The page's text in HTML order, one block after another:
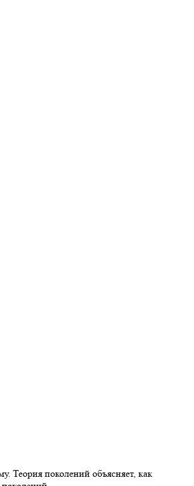
Теория поколений объясняет, как